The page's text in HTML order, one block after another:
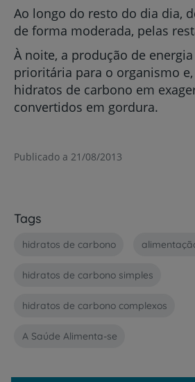
Ao longo do resto do dia dia,
de forma moderada, pelas
À noite, a produção de
prioritária para o organismo
hidratos de carbono em
convertidos em gordura.
Publicado a 21/08/2013
Tags
hidratos de carbono
hidratos de carbono simples
hidratos de carbono complexos
A Saúde Alimenta-se